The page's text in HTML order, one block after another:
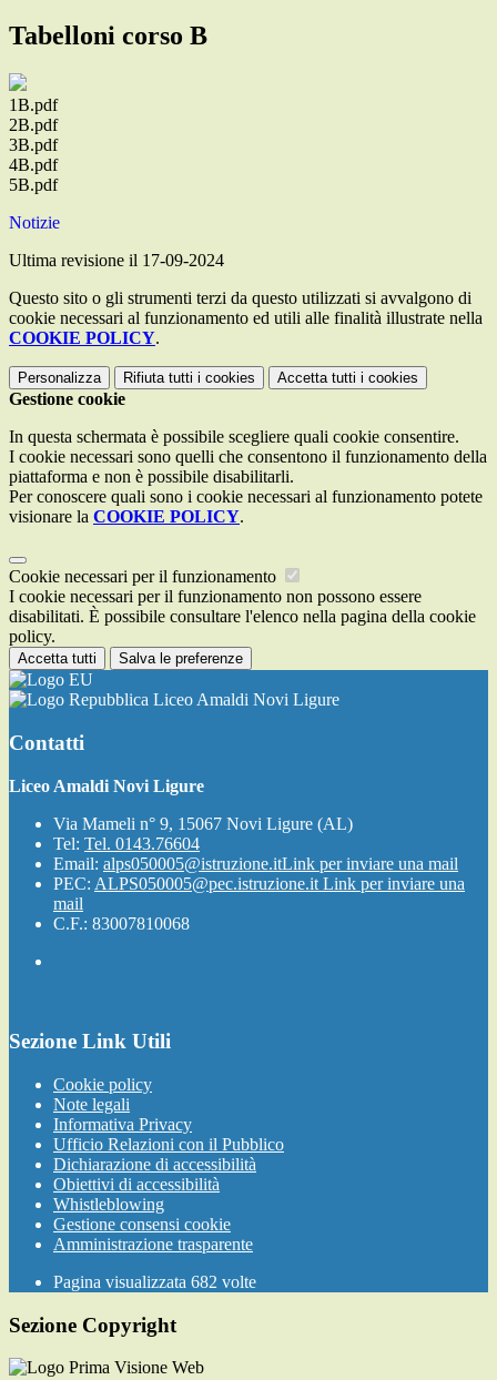
Tabelloni corso B
1B.pdf
2B.pdf
3B.pdf
4B.pdf
5B.pdf
Notizie
Ultima revisione il 17-09-2024
Questo sito o gli strumenti terzi da questo utilizzati si avvalgono di
cookie necessari al funzionamento ed utili alle finalità illustrate nella
COOKIE POLICY.
Personalizza Rifiuta tutti i cookies Accetta tutti i cookies
Gestione cookie
In questa schermata è possibile scegliere quali cookie consentire.
I cookie necessari sono quelli che consentono il funzionamento della
piattaforma e non è possibile disabilitarli.
Per conoscere quali sono i cookie necessari al funzionamento potete
visionare la COOKIE POLICY.
Cookie necessari per il funzionamento
I cookie necessari per il funzionamento non possono essere
disabilitati. È possibile consultare l'elenco nella pagina della cookie
policy.
Accetta tutti Salva le preferenze
Liceo Amaldi Novi Ligure
Contatti
Liceo Amaldi Novi Ligure
Via Mameli n° 9, 15067 Novi Ligure (AL)
Tel: Tel. 0143.76604
Email: alps050005@istruzione.itLink per inviare una mail
PEC: ALPS050005@pec.istruzione.it Link per inviare una
mail
C.F.: 83007810068
Sezione Link Utili
Cookie policy
Note legali
Informativa Privacy
Ufficio Relazioni con il Pubblico
Dichiarazione di accessibilità
Obiettivi di accessibilità
Whistleblowing
Gestione consensi cookie
Amministrazione trasparente
Pagina visualizzata 682 volte
Sezione Copyright